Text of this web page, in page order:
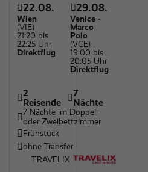
22.08.
Wien
(VIE)
21:20 bis
22:25 Uhr
Direktflug
29.08.
Venice -
Marco
Polo
(VCE)
19:00 bis
20:05 Uhr
Direktflug
2
Reisende
7
Nächte
7 Nächte im Doppel-
oder Zweibettzimmer
Frühstück
ohne Transfer
TRAVELIX